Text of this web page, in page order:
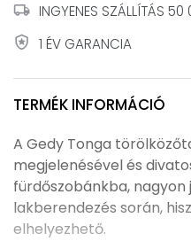
local_shipping INGYENES SZÁLLÍTÁS 50
local_police 1 ÉV GARANCIA
TERMÉK INFORMÁCIÓ
A Gedy Tonga
megjelenésével és
fürdőszobánkba, nagyon
lakberendezés során,
elhelyezhető.